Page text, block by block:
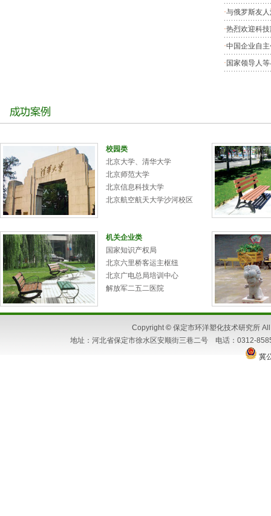
·与俄罗斯友
·热烈欢迎科
·中国企业自
· 国家领导人
校园类
北京大学、清华大学
北京师范大学
北京信息科技大学
北京航空航天大学沙河校区
机关企业类
国家知识产权局
北京六里桥客运主枢纽
北京广电总局培训中心
解放军二五二医院
Copyright©保定市环洋塑化技术研究所
地址：河北省保定市徐水区安顺街三巷二号 电话：0312-
冀